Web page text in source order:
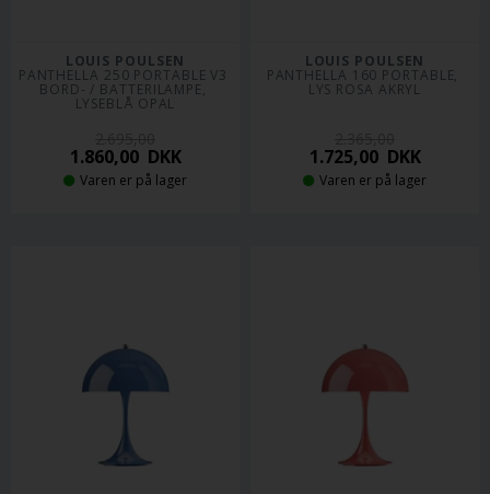
LOUIS POULSEN
PANTHELLA 250 PORTABLE V3
BORD- / BATTERILAMPE,
LYSEBLÅ OPAL
1.860,00DKK
Varen er på lager
LOUIS POULSEN
PANTHELLA 160 PORTABLE,
LYS ROSA AKRYL
1.725,00DKK
Varen er på lager